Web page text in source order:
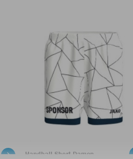
Handball Short Damen